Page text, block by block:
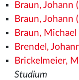
Braun, Johann
Braun, Johann
Braun, Michael
Brendel,
Brickelmeier,
Studium